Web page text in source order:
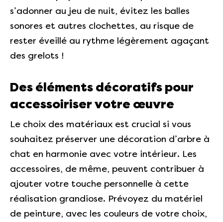
s’adonner au jeu de nuit, évitez les balles
sonores et autres clochettes, au risque de
rester éveillé au rythme légèrement agaçant
des grelots !
Des éléments décoratifs pour
accessoiriser votre œuvre
Le choix des matériaux est crucial si vous
souhaitez préserver une décoration d’arbre à
chat en harmonie avec votre intérieur. Les
accessoires, de même, peuvent contribuer à
ajouter votre touche personnelle à cette
réalisation grandiose. Prévoyez du matériel
de peinture, avec les couleurs de votre choix,